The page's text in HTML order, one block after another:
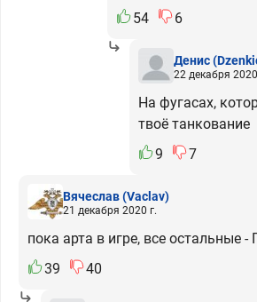
54
6
Денис
22 декабря
На фугасах,
твоё танкование
9
7
Вячеслав(Vaclav)
21 декабря 2020 г.
пока арта в игре, все остальные -
39
40